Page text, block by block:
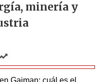
minería y